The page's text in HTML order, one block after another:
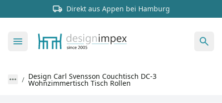
Direkt aus Appen bei Hamburg
Design Carl Svensson Couchtisch DC-3
Wohnzimmertisch Tisch Rollen